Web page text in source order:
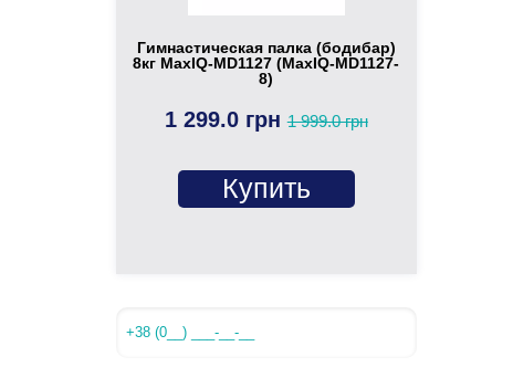
Гимнастическая палка (бодибар)
8кг MaxIQ-MD1127 (MaxIQ-MD1127-
8)
1 299.0 грн1 999.0 грн
Купить